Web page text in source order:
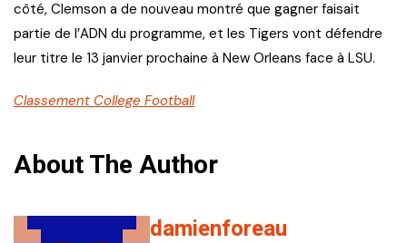
côté, Clemson a de nouveau montré que gagner faisait
partie de l’ADN du programme, et les Tigers vont défendre
leur titre le 13 janvier prochaine à New Orleans face à LSU.
Classement College Football
About The Author
damienforeau